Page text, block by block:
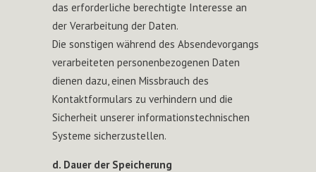
das erforderliche berechtigte Interesse an
der Verarbeitung der Daten.
Die sonstigen während des Absendevorgangs
verarbeiteten personenbezogenen Daten
dienen dazu, einen Missbrauch des
Kontaktformulars zu verhindern und die
Sicherheit unserer informationstechnischen
Systeme sicherzustellen.
d. Dauer der Speicherung